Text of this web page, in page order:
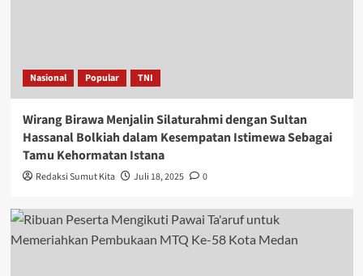
Nasional Popular TNI
Wirang Birawa Menjalin Silaturahmi dengan Sultan
Hassanal Bolkiah dalam Kesempatan Istimewa Sebagai
Tamu Kehormatan Istana
Redaksi Sumut Kita Juli 18, 2025 0